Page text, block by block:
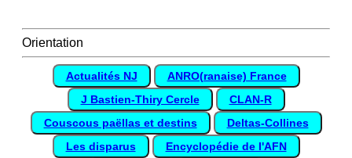
Orientation
Actualités NJ
ANRO(ranaise) France
J Bastien-Thiry Cercle
CLAN-R
Couscous paëllas et destins
Deltas-Collines
Les disparus
Encyclopédie de l'AFN